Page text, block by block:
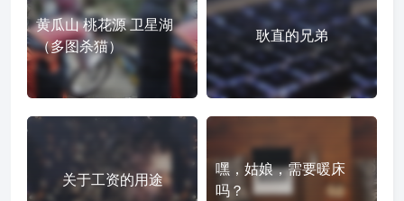
黄瓜山 桃花源 卫星湖
（多图杀猫）
耿直的兄弟
关于工资的用途
嘿，姑娘，需要暖床
吗？